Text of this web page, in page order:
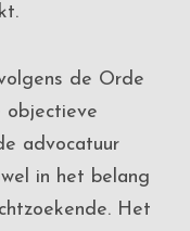
de Orde
objectieve
advocatuur
in het belang
Het